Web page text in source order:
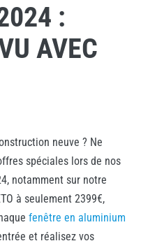
:
AVEC
neuve ? Ne
spéciales lors de nos
notamment sur notre
à seulement 2399€,
fenêtre en aluminium
et réalisez vos